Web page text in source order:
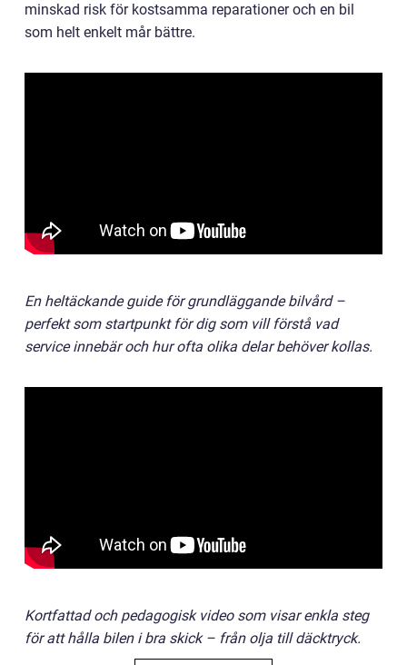
minskad risk för kostsamma reparationer och en bil
som helt enkelt mår bättre.
En heltäckande guide för grundläggande bilvård –
perfekt som startpunkt för dig som vill förstå vad
service innebär och hur ofta olika delar behöver kollas.
Kortfattad och pedagogisk video som visar enkla steg
för att hålla bilen i bra skick – från olja till däcktryck.